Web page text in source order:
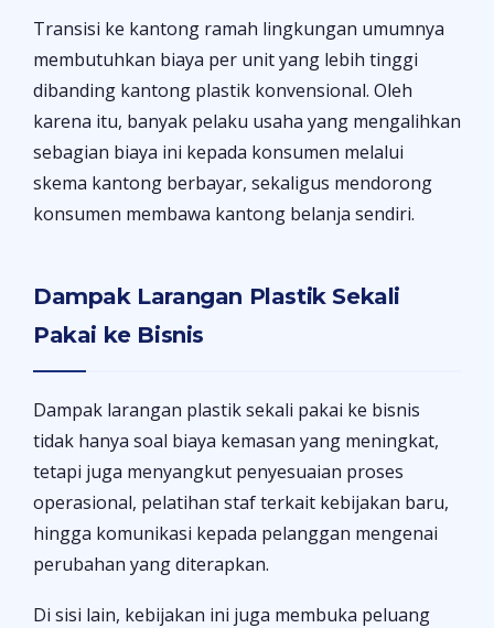
Transisi ke kantong ramah lingkungan umumnya
membutuhkan biaya per unit yang lebih tinggi
dibanding kantong plastik konvensional. Oleh
karena itu, banyak pelaku usaha yang mengalihkan
sebagian biaya ini kepada konsumen melalui
skema kantong berbayar, sekaligus mendorong
konsumen membawa kantong belanja sendiri.
Dampak Larangan Plastik Sekali
Pakai ke Bisnis
Dampak larangan plastik sekali pakai ke bisnis
tidak hanya soal biaya kemasan yang meningkat,
tetapi juga menyangkut penyesuaian proses
operasional, pelatihan staf terkait kebijakan baru,
hingga komunikasi kepada pelanggan mengenai
perubahan yang diterapkan.
Di sisi lain, kebijakan ini juga membuka peluang